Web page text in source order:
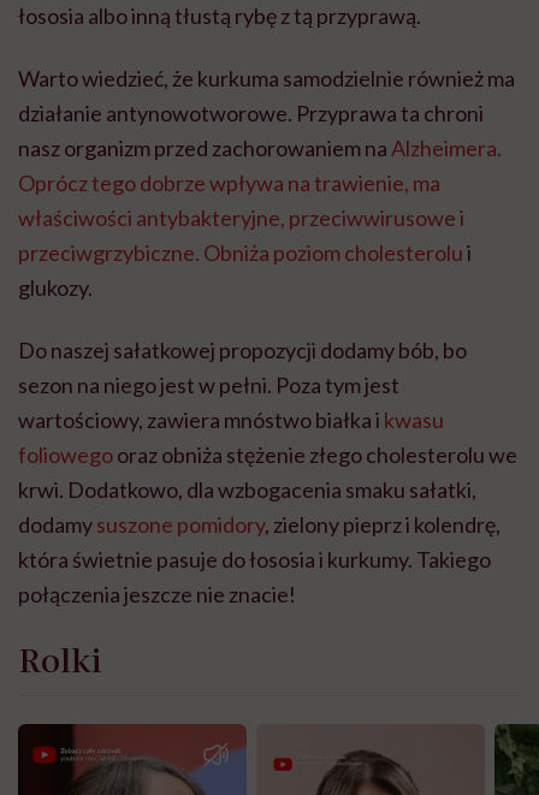
łososia albo inną tłustą rybę z tą przyprawą.
Warto wiedzieć, że kurkuma samodzielnie również ma
działanie antynowotworowe. Przyprawa ta chroni
nasz organizm przed zachorowaniem naAlzheimera.
Oprócz tego dobrze wpływa na trawienie, ma
właściwości antybakteryjne, przeciwwirusowe i
przeciwgrzybiczne. Obniża poziom cholesterolui
glukozy.
Do naszej sałatkowej propozycji dodamy bób, bo
sezon na niego jest w pełni. Poza tym jest
wartościowy, zawiera mnóstwo białka i kwasu
foliowegooraz obniża stężenie złego cholesterolu we
krwi. Dodatkowo, dla wzbogacenia smaku sałatki,
dodamysuszone pomidory, zielony pieprz i kolendrę,
która świetnie pasuje do łososia i kurkumy. Takiego
połączenia jeszcze nie znacie!
Rolki